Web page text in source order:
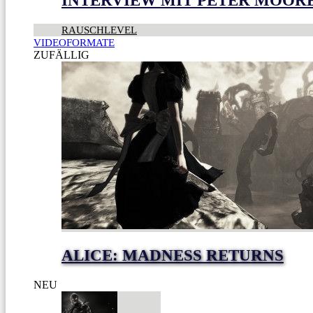
RAUSCHLEVEL
VIDEOFORMATE
ZUFÄLLIG
ALICE: MADNESS RETURNS
NEU